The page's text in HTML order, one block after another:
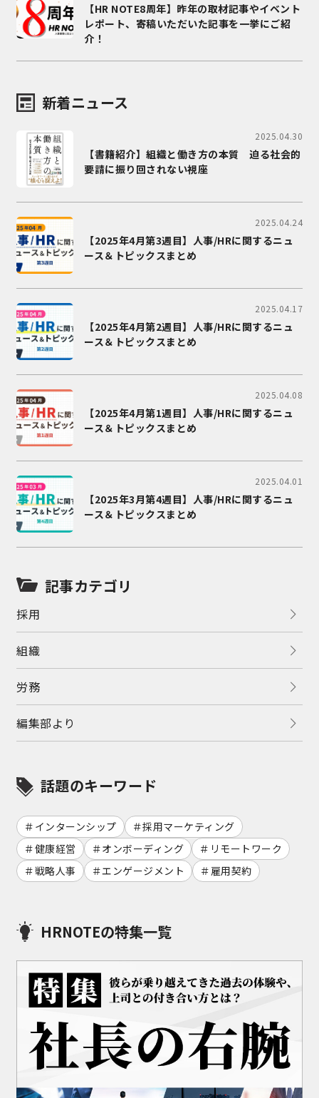
【HR NOTE8周年】昨年の取材記事やイベント
レポート、寄稿いただいた記事を一挙にご紹
介！
新着ニュース
2025.04.30
【書籍紹介】組織と働き方の本質 迫る社会的
要請に振り回されない視座
2025.04.24
【2025年4月第3週目】人事/HRに関するニュ
ース＆トピックスまとめ
2025.04.17
【2025年4月第2週目】人事/HRに関するニュ
ース＆トピックスまとめ
2025.04.08
【2025年4月第1週目】人事/HRに関するニュ
ース＆トピックスまとめ
2025.04.01
【2025年3月第4週目】人事/HRに関するニュ
ース＆トピックスまとめ
記事カテゴリ
採用
組織
労務
編集部より
話題のキーワード
インターンシップ
採用マーケティング
健康経営
オンボーディング
リモートワーク
戦略人事
エンゲージメント 雇用契約
HRNOTEの特集一覧